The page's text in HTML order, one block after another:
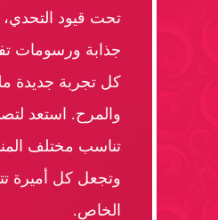
تحت قيود
جذابة ورسومات
كل تجربة جديدة
والمرح. استعد
تناسب مختلف
وتجعل كل أميرة
الخاص.